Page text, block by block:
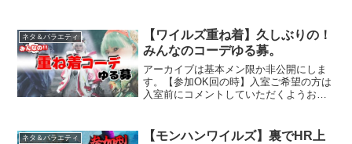
をお願いします。 （最新の動画アップ
デート時にお...
ネタ＆バラエティ
【ワイルズ重ね着】久しぶりの！
みんなのコーデゆる募。
アーカイブは基本メン限か非公開にしま
す。【参加OK回の時】入室ご希望の方は
入室前にコメントしていただくようお願
録よろしくお願いします✨Please like a...
ネタ＆バラエティ
【モンハンワイルズ】裏でHR上